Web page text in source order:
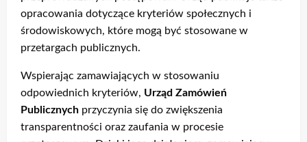
opracowania dotyczące kryteriów społecznych i
środowiskowych, które mogą być stosowane w
przetargach publicznych.
Wspierając zamawiających w stosowaniu
odpowiednich kryteriów, Urząd Zamówień
Publicznych przyczynia się do zwiększenia
transparentności oraz zaufania w procesie